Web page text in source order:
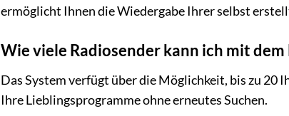
ermöglicht Ihnen die Wiedergabe Ihrer selbst
Wie viele Radiosender kann ich mit dem
Das System verfügt über die Möglichkeit, bis zu 20
Ihre Lieblingsprogramme ohne erneutes Suchen.